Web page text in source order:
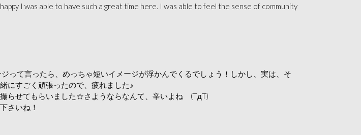
I was able to have such a great time here. I was able to feel the sense of community
って言ったら、めっちゃ短いイメージが浮かんでくるでしょう！しかし、実は、そ
にすごく頑張ったので、疲れました♪
らせてもらいました☆さようならなんて、辛いよね (TдT)
さいね！